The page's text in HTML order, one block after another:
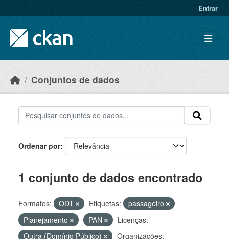
Entrar
Conjuntos de dados
Ordenar por
1 conjunto de dados encontrado
Formatos: ODT Etiquetas:
passageiro
Planejamento
PAN
Licenças:
Outra (Domínio Público)
Organizações: